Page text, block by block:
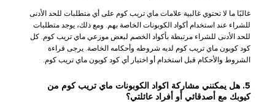
غالبًا ما لا تحتوي غالبية علامات ماي تريب كوم على أي متطلبات للحد الأدنى
للشراء عند استخدام أكواد الكوبونات الخاصة بهم. ومع ذلك، يوجد متطلبات
للحد الأدنى للشراء مرتبطة بأكواد الخصم لبعض موزعي ماي تريب كوم. كل
كود كوبون ماي تريب كوم لديه شروطه وأحكامه الخاصة. يرجى قراءة
الشروط والأحكام قبل استخدام أو اختيار أي كود كوبون ماي تريب كوم.
5. هل يمكنني مشاركة اكواد الكوبونات ماي تريب كوم من
كيوبك مع أصدقائي أو أفراد عائلتي؟